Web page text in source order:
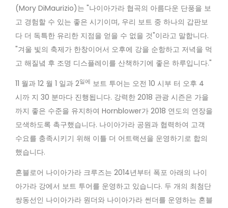
(Mory DiMaurizio)는 "나이아가라 협곡의 아름다운 단풍을 보
고 경험할 수 있는 좋은 시기이며, 우리 보트 중 하나의 갑판보
다 더 독특한 유리한 지점을 얻을 수 없을 것"이라고 말합니다.
"겨울 빛의 축제가 한창이어서 오후에 강을 순항하고 저녁을 먹
고 해질녘 후 조명 디스플레이를 산책하기에 좋은 하루입니다."
11 월과 12 월 1 일과 2일에 보트 투어는 오전 10 시부 터 오후 4
시까 지 30 분마다 진행됩니다. 강력한 2018 관광 시즌은 가을
까지 좋은 수준을 유지하여 Hornblower가 2018 연도의 연장을
모색하도록 촉구했습니다. 나이아가라 공원과 협력하여 고객
수요를 충족시키기 위해 이틀 더 어트랙션을 운영하기로 합의
했습니다.
혼블로어 나이아가라 크루즈는 2014년부터 폭포 아래의 나이
아가라 강에서 보트 투어를 운영하고 있습니다. 두 개의 최첨단
쌍동선인 나이아가라 원더와 나이아가라 썬더를 운영하는 혼블